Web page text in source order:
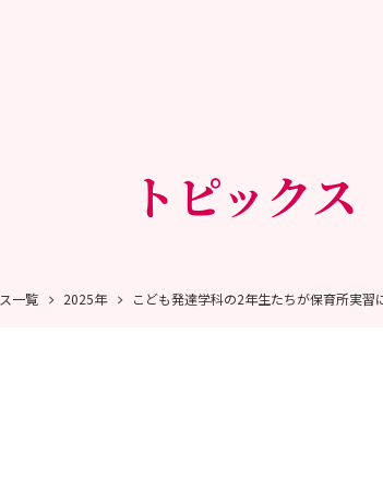
トピックス
一覧 2025年 こども発達学科の2年生たちが保育所実習